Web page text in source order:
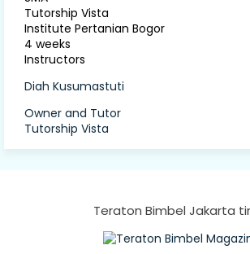
Tutorship Vista
Institute Pertanian Bogor
4 weeks
Instructors
Diah Kusumastuti
Owner and Tutor
Tutorship Vista
Teraton Bimbel Jakarta